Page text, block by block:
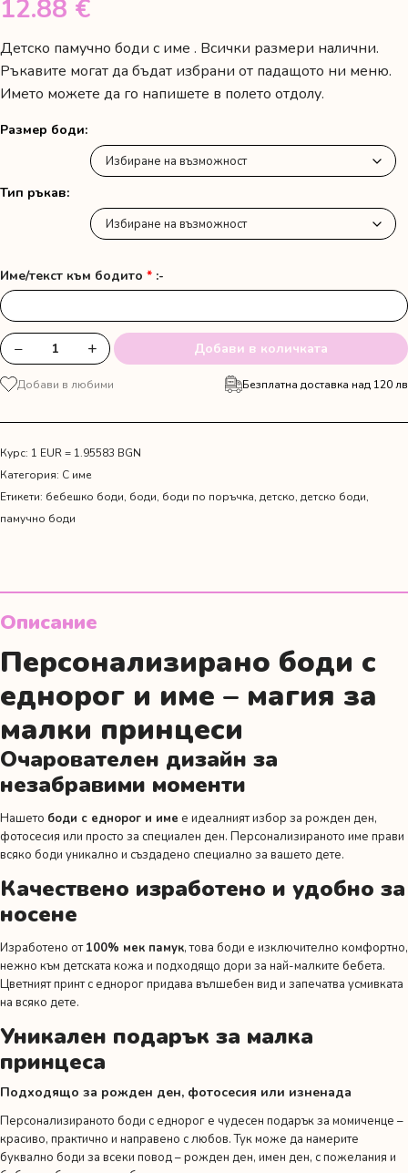
12.88 €
range:
20.40 лв.
/
through
25.20 лв.
/
12.88 €
Детско памучно боди с име . Всички размери налични.
Ръкавите могат да бъдат избрани от падащото ни меню.
Името можете да го напишете в полето отдолу.
Размер боди
Тип ръкав
Име/текст към бодито * :-
количество
за
Боди
"Pink
Unicorn"
− + Добави в количката
Добави в любими Безплатна доставка над 120 лв
Курс: 1 EUR = 1.95583 BGN
Категория: С име
Етикети: бебешко боди, боди, боди по поръчка, детско, детско боди,
памучно боди
Описание
Персонализирано боди с
еднорог и име – магия за
малки принцеси
Очарователен дизайн за
незабравими моменти
Нашето боди с еднорог и име е идеалният избор за рожден ден,
фотосесия или просто за специален ден. Персонализираното име прави
всяко боди уникално и създадено специално за вашето дете.
Качествено изработено и удобно за
носене
Изработено от100% мек памук, това боди е изключително комфортно,
нежно към детската кожа и подходящо дори за най-малките бебета.
Цветният принт с еднорог придава вълшебен вид и запечатва усмивката
на всяко дете.
Уникален подарък за малка
принцеса
Подходящо за рожден ден, фотосесия или изненада
Персонализираното боди с еднорог е чудесен подарък за момиченце –
красиво, практично и направено с любов. Тук може да намерите
буквално боди за всеки повод –рожден ден, имен ден, с пожелания и